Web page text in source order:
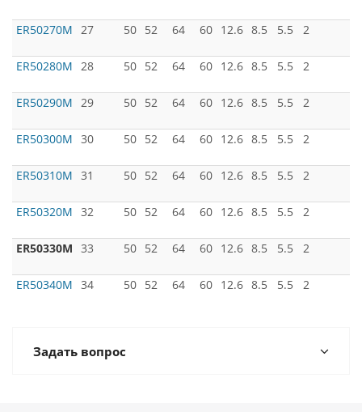
ER50270M 27 50 52 64 60 12.6 8.5 5.5 2
ER50280M 28 50 52 64 60 12.6 8.5 5.5 2
ER50290M 29 50 52 64 60 12.6 8.5 5.5 2
ER50300M 30 50 52 64 60 12.6 8.5 5.5 2
ER50310M 31 50 52 64 60 12.6 8.5 5.5 2
ER50320M 32 50 52 64 60 12.6 8.5 5.5 2
ER50330M 33 50 52 64 60 12.6 8.5 5.5 2
ER50340M 34 50 52 64 60 12.6 8.5 5.5 2
Задать вопрос